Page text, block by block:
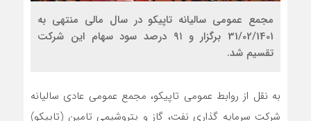
مجمع عمومی سالیانه تاپیکو در سال مالی منتهی به
31/02/1401 برگزار و ۹۱ درصد سود سهام این شرکت
تقسیم شد.
به نقل از روابط عمومی تاپیکو، مجمع عمومی عادی سالیانه
شرکت سرمایه گذاری نفت، گاز و پتروشیمی تامین (تاپیکو)